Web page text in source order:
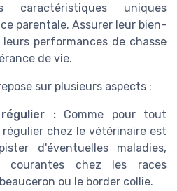
caractéristiques uniques
parentale. Assurer leur bien-
performances de chasse
de vie.
sur plusieurs aspects :
:Comme pour tout
chez le vétérinaire est
d'éventuelles maladies,
courantes chez les races
ou le border collie.